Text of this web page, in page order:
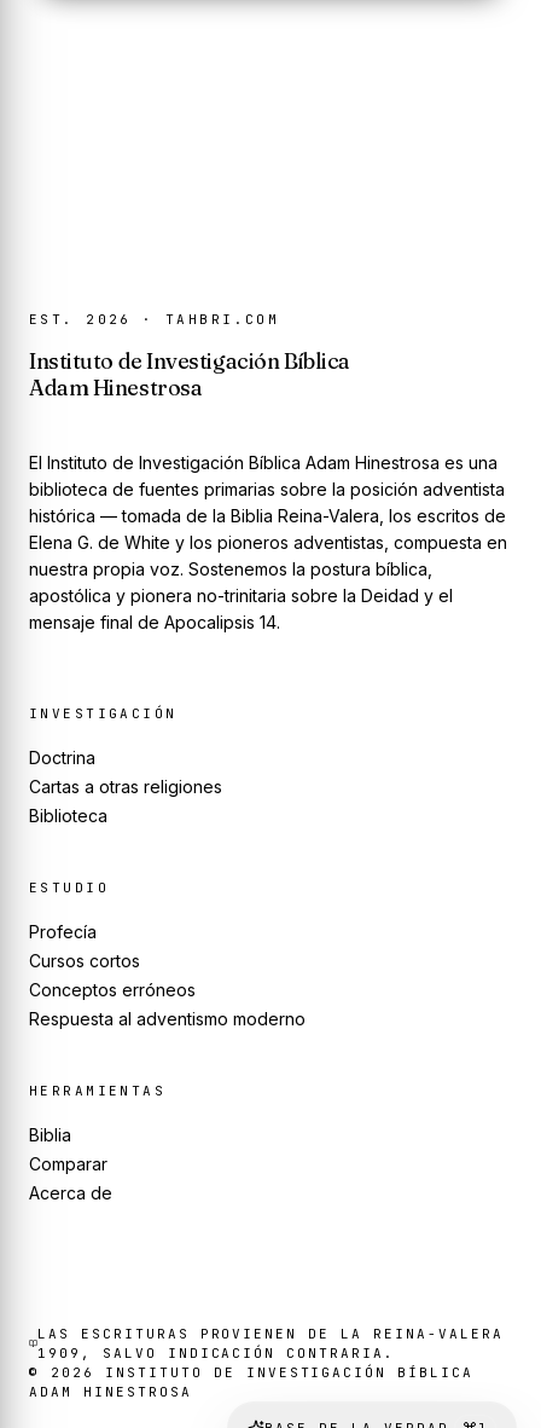
EST. 2026 · TAHBRI.COM
Instituto de Investigación Bíblica
Adam Hinestrosa
El Instituto de Investigación Bíblica Adam Hinestrosa es una
biblioteca de fuentes primarias sobre la posición adventista
histórica — tomada de la Biblia Reina-Valera, los escritos de
Elena G. de White y los pioneros adventistas, compuesta en
nuestra propia voz. Sostenemos la postura bíblica,
apostólica y pionera no-trinitaria sobre la Deidad y el
mensaje final de Apocalipsis 14.
INVESTIGACIÓN
Doctrina
Cartas a otras religiones
Biblioteca
ESTUDIO
Profecía
Cursos cortos
Conceptos erróneos
Respuesta al adventismo moderno
HERRAMIENTAS
Biblia
Comparar
Acerca de
LAS ESCRITURAS PROVIENEN DE LA REINA-VALERA
1909, SALVO INDICACIÓN CONTRARIA.
© 2026
INSTITUTO DE INVESTIGACIÓN BÍBLICA
ADAM HINESTROSA